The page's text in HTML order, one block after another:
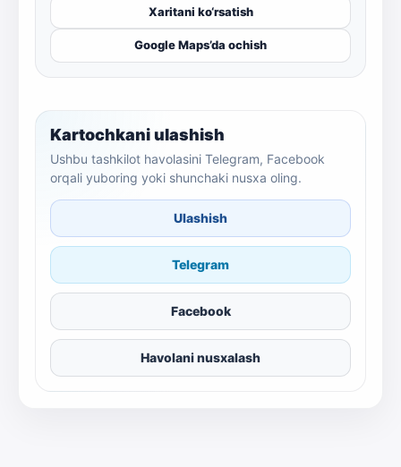
Xaritani ko‘rsatish
Google Maps’da ochish
Kartochkani ulashish
Ushbu tashkilot havolasini Telegram, Facebook
orqali yuboring yoki shunchaki nusxa oling.
Ulashish
Telegram
Facebook
Havolani nusxalash